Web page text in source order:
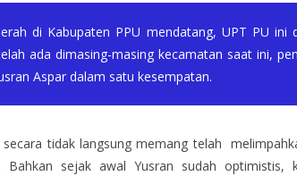
di Kabupaten PPU mendatang, UPT PU
ada dimasing-masing kecamatan saat ini,
Aspar dalam satu kesempatan.
tidak langsung memang telah
sejak awal Yusran sudah